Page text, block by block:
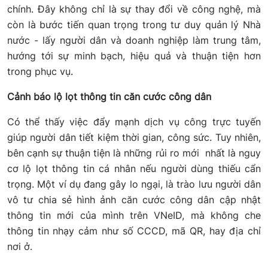
chính. Đây không chỉ là sự thay đổi về công nghệ, mà
còn là bước tiến quan trọng trong tư duy quản lý Nhà
nước - lấy người dân và doanh nghiệp làm trung tâm,
hướng tới sự minh bạch, hiệu quả và thuận tiện hơn
trong phục vụ.
Cảnh báo lộ lọt thông tin căn cước công dân
Có thể thấy việc đẩy mạnh dịch vụ công trực tuyến
giúp người dân tiết kiệm thời gian, công sức. Tuy nhiên,
bên cạnh sự thuận tiện là những rủi ro mới nhất là nguy
cơ lộ lọt thông tin cá nhân nếu người dùng thiếu cẩn
trọng. Một ví dụ đang gây lo ngại, là trào lưu người dân
vô tư chia sẻ hình ảnh căn cước công dân cập nhật
thông tin mới của mình trên VNeID, mà không che
thông tin nhạy cảm như số CCCD, mã QR, hay địa chỉ
nơi ở.